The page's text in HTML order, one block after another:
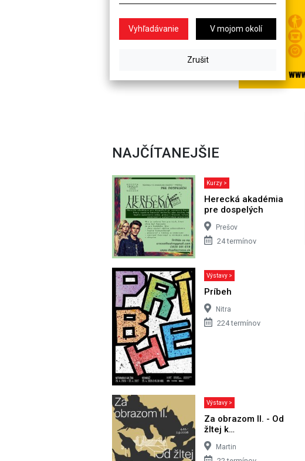
V mojom okolí
NAJČÍTANEJŠIE
Kurzy >
Herecká akadémia
pre dospelých
Prešov
24 termínov
Výstavy >
Príbeh
Nitra
224 termínov
Výstavy >
Za obrazom II. - Od
žltej k…
Martin